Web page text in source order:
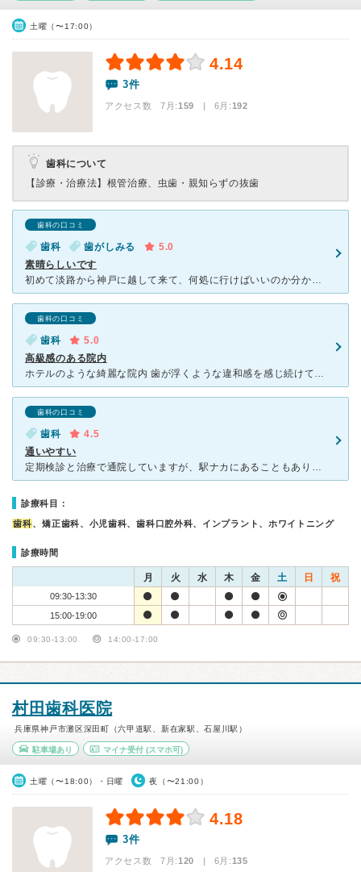
土曜（〜17:00）
4.14
3件
アクセス数 7月:159 | 6月:192
歯科について
【診療・治療法】 根管治療、虫歯・親知らずの抜歯
歯科の口コミ
歯科 歯がしみる
5.0
素晴らしいです
初めて淡路から神戸に越して来て、何処に行けばいいのか分からずに駅直結の灘セントラル歯科灘セントラル歯科を受診しました。ホテルの様な設備で癒されて、院長先生及びスタッフ一同の素晴らしい対応にビックリしま
歯科の口コミ
歯科
5.0
高級感のある院内
ホテルのような綺麗な院内 歯が浮くような違和感を感じ続けており、一度レントゲン等で歯の形状やバランスを確認したくて受診。 女性の医師の方が担当して下さり、レントゲンの写真を用いて歯の並びバ
歯科の口コミ
歯科
4.5
通いやすい
定期検診と治療で通院していますが、駅ナカにあることもありとても通いやすいです。 新しいのかとても綺麗な院内で、全て半個室のようになっているのでゆっくりと落ち着いて過ごせます。 初診の次に診療時間外
診療科目：
歯科、矯正歯科、小児歯科、歯科口腔外科、インプラント、ホワイトニング
診療時間
月 火 水 木 金 土 日 祝
09:30-13:30
15:00-19:00
09:30-13:00 14:00-17:00
村田歯科医院
兵庫県神戸市灘区深田町（六甲道駅、新在家駅、石屋川駅）
駐車場あり マイナ受付(スマホ可)
土曜（〜18:00）・日曜 夜（〜21:00）
4.18
3件
アクセス数 7月:120 | 6月:135